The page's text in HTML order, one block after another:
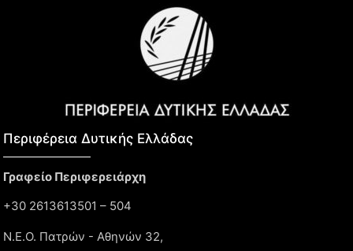
Περιφέρεια Δυτικής Ελλάδας​
Γραφείο Περιφερειάρχη
+30 2613613501 – 504
Ν.Ε.Ο. Πατρών - Αθηνών 32,